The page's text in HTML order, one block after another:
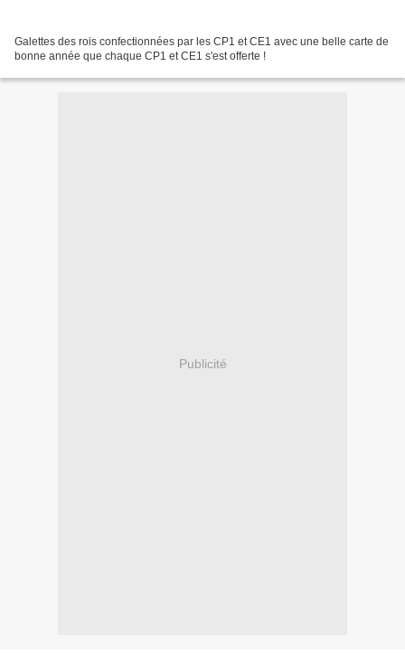
Galettes des rois confectionnées par les CP1 et CE1 avec une belle carte de
bonne année que chaque CP1 et CE1 s'est offerte !
Publicité